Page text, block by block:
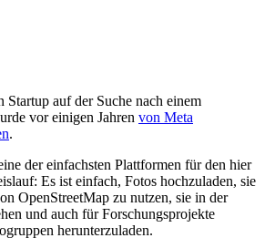
Startup auf der Suche nach einem
vor einigen Jahren von Meta
.
der einfachsten Plattformen für den hier
Es ist einfach, Fotos hochzuladen, sie
OpenStreetMap zu nutzen, sie in der
und auch für Forschungsprojekte
herunterzuladen.